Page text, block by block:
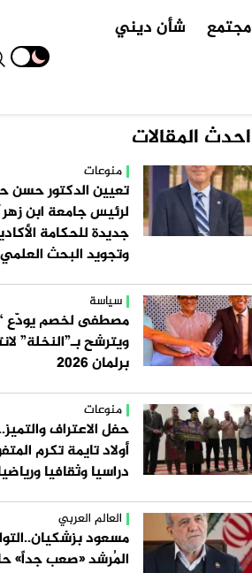
مجتمع شأن ديني
احدث المقالات
منوعات
تعيين الدكتور حسن
لرئيس جامعة ابن
جديدة للحكامة
وتجويد البحث العلمي
سياسة
مصطفى لخصم يودّع
ويترشح بـ”النخلة”
برلمان 2026
منوعات
حفل الاعتراف
أولاد تايمة تكرم
دراسيا وثقافيا
العالم العربي
مسعود
المُرشد «صعب جداً»